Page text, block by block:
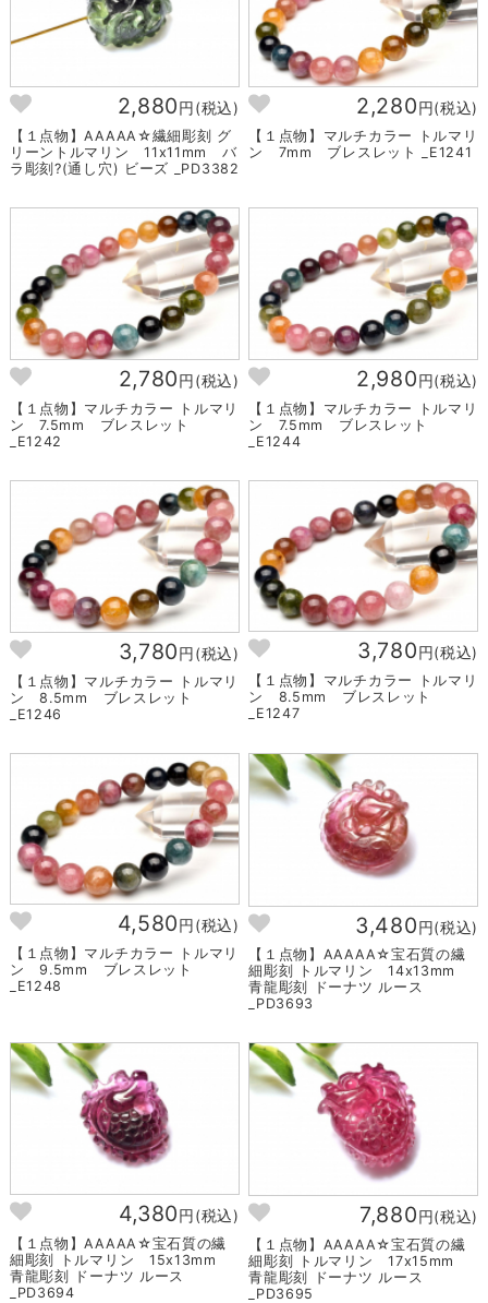
2,880円(税込)
【１点物】AAAAA☆繊細彫刻 グ
リーントルマリン 11x11mm バ
ラ彫刻?(通し穴) ビーズ _PD3382
2,280円(税込)
【１点物】マルチカラー トルマリ
ン 7mm ブレスレット _E1241
2,780円(税込)
【１点物】マルチカラー トルマリ
ン 7.5mm ブレスレット
_E1242
2,980円(税込)
【１点物】マルチカラー トルマリ
ン 7.5mm ブレスレット
_E1244
3,780円(税込)
【１点物】マルチカラー トルマリ
ン 8.5mm ブレスレット
_E1246
3,780円(税込)
【１点物】マルチカラー トルマリ
ン 8.5mm ブレスレット
_E1247
4,580円(税込)
【１点物】マルチカラー トルマリ
ン 9.5mm ブレスレット
_E1248
3,480円(税込)
【１点物】AAAAA☆宝石質の繊
細彫刻 トルマリン 14x13mm
青龍彫刻 ドーナツ ルース
_PD3693
4,380円(税込)
【１点物】AAAAA☆宝石質の繊
細彫刻 トルマリン 15x13mm
青龍彫刻 ドーナツ ルース
_PD3694
7,880円(税込)
【１点物】AAAAA☆宝石質の繊
細彫刻 トルマリン 17x15mm
青龍彫刻 ドーナツ ルース
_PD3695